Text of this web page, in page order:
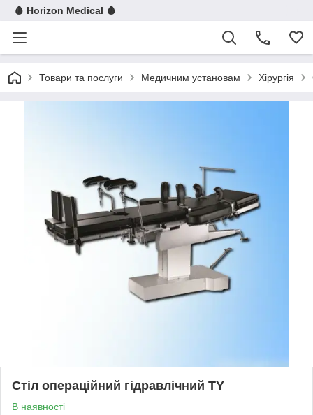
🩸 Horizon Medical 🩸
Товари та послуги Медичним установам Хірургія
Стіл операційний гідравлічний TY
В наявності